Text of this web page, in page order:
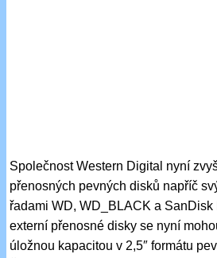
Společnost Western Digital nyní
přenosných pevných disků napříč
řadami WD, WD_BLACK a SanDisk
externí přenosné disky se nyní
úložnou kapacitou v 2,5″ formátu